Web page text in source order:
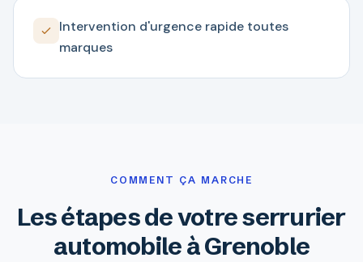
Intervention d'urgence rapide toutes
marques
COMMENT ÇA MARCHE
Les étapes de votre serrurier
automobile à Grenoble